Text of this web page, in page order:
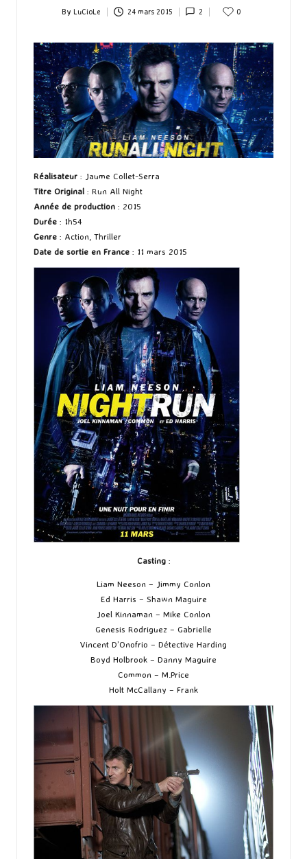
Posted
By LuCioLe 24 mars 2015 2 0
Réalisateur : Jaume Collet-Serra
Titre Original : Run All Night
Année de production : 2015
Durée : 1h54
Genre : Action, Thriller
Date de sortie en France : 11 mars 2015
Casting:
Liam Neeson – Jimmy Conlon
Ed Harris – Shawn Maguire
Joel Kinnaman – Mike Conlon
Genesis Rodriguez – Gabrielle
Vincent D’Onofrio – Détective Harding
Boyd Holbrook – Danny Maguire
Common – M.Price
Holt McCallany – Frank